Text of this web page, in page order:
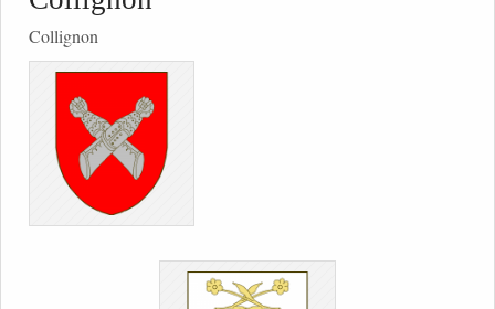
Collignon